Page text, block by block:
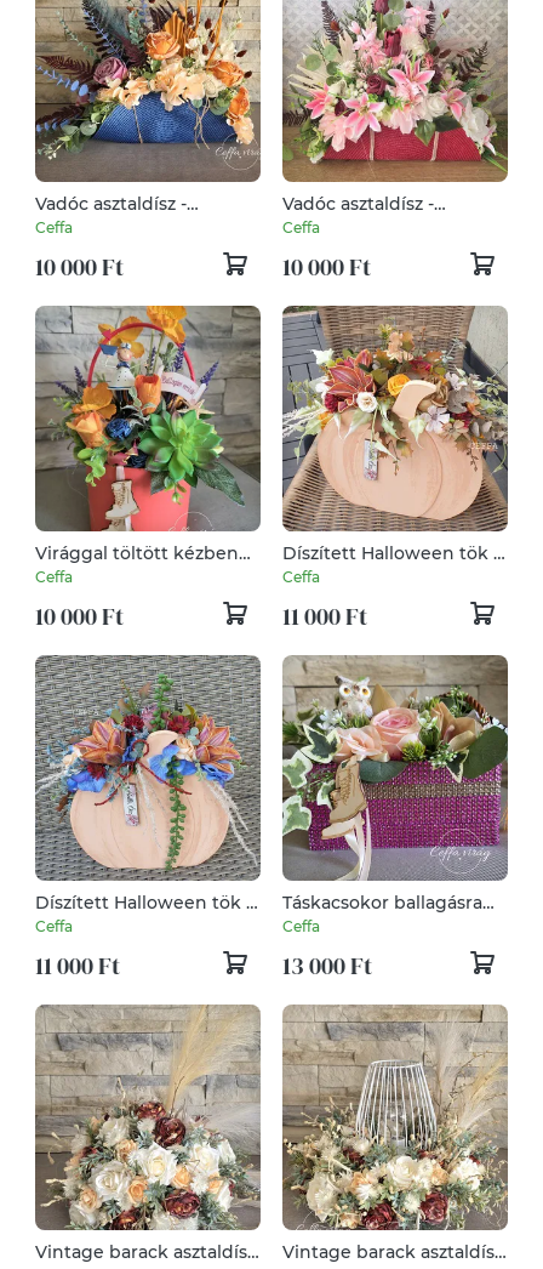
Vadóc asztaldísz -
KÉSZLETEN!
Ceffa
10 000 Ft
Vadóc asztaldísz -
KÉSZLETEN!
Ceffa
10 000 Ft
Virággal töltött kézben
tartható virágdoboz
Ceffa
10 000 Ft
Díszített Halloween tök -
bordó és narancssárga
Ceffa
11 000 Ft
Díszített Halloween tök -
kék és narancssárga
Ceffa
11 000 Ft
Táskacsokor ballagásra
lányoknak
Ceffa
13 000 Ft
Vintage barack asztaldísz
Vintage barack asztaldísz